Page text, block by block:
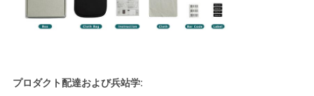
プロダクト配達および兵站学: